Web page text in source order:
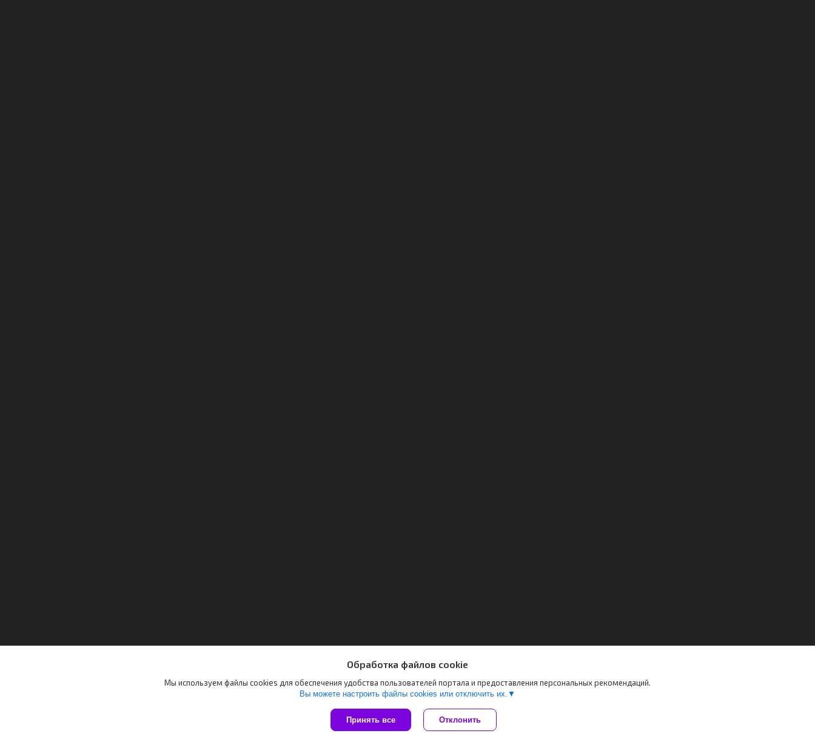
Обработка файлов cookie
Мы используем файлы cookies для обеспечения удобства пользователей портала и предоставления персональных рекомендаций.
Вы можете настроить файлы cookies или отключить их.
Принять все Отклонить